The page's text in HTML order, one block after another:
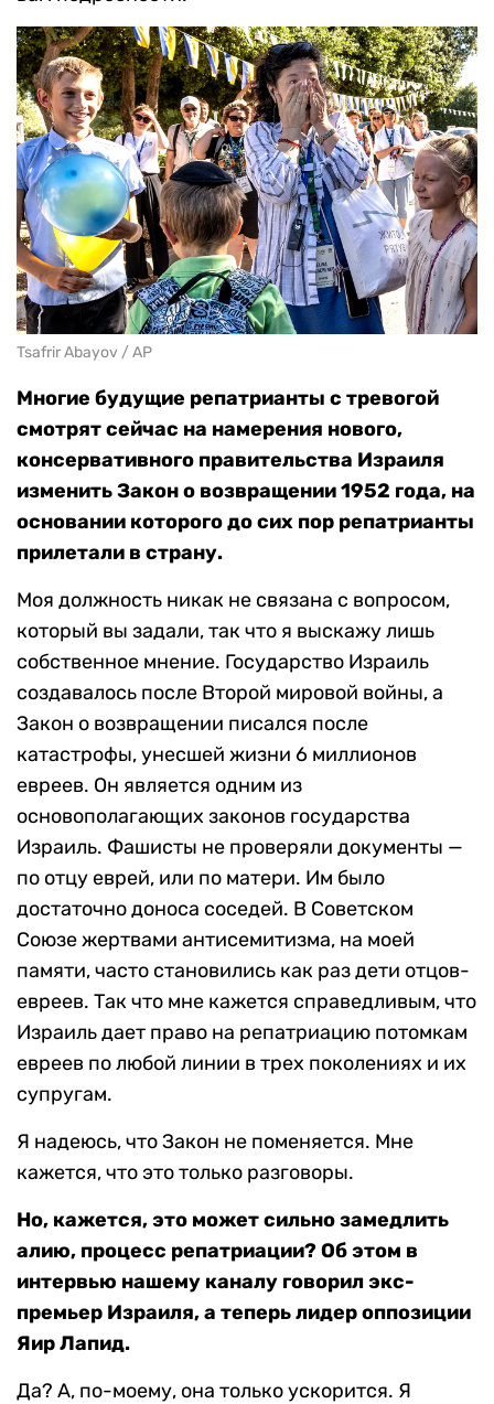
Tsafrir Abayov / AP
Многие будущие репатрианты с тревогой
смотрят сейчас на намерения нового,
консервативного правительства Израиля
изменить Закон о возвращении 1952 года, на
основании которого до сих пор репатрианты
прилетали в страну.
Моя должность никак не связана с вопросом,
который вы задали, так что я выскажу лишь
собственное мнение. Государство Израиль
создавалось после Второй мировой войны, а
Закон о возвращении писался после
катастрофы, унесшей жизни 6 миллионов
евреев. Он является одним из
основополагающих законов государства
Израиль. Фашисты не проверяли документы —
по отцу еврей, или по матери. Им было
достаточно доноса соседей. В Советском
Союзе жертвами антисемитизма, на моей
памяти, часто становились как раз дети отцов-
евреев. Так что мне кажется справедливым, что
Израиль дает право на репатриацию потомкам
евреев по любой линии в трех поколениях и их
супругам.
Я надеюсь, что Закон не поменяется. Мне
кажется, что это только разговоры.
Но, кажется, это может сильно замедлить
алию, процесс репатриации? Об этом в
интервью нашему каналу говорил экс-
премьер Израиля, а теперь лидер оппозиции
Яир Лапид.
Да? А, по-моему, она только ускорится. Я